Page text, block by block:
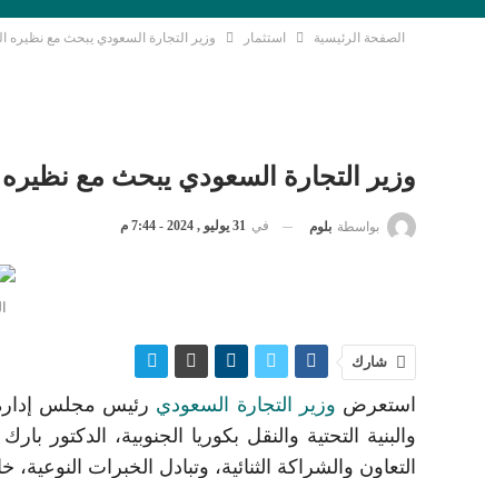
تكنولوجيا وسيارات دولي مجتمع
الصفحة الرئيسية استثمار وزير التجارة السعودي يبحث مع نظيره
وزير التجارة السعودي يبحث مع نظيره
بواسطة بلوم في 31 يوليو , 2024 - 7:44 م
شارك
استعرض وزير التجارة السعودي رئيس مجلس إدارة
التعاون والشراكة الثنائية، وتبادل الخبرات